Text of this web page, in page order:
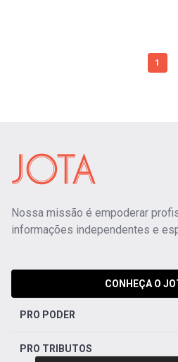
1
Nossa missão é empoderar
informações independentes e
CONHEÇA O
PRO PODER
PRO TRIBUTOS